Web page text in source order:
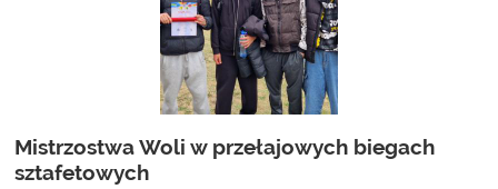
Mistrzostwa Woli w przełajowych biegach
sztafetowych